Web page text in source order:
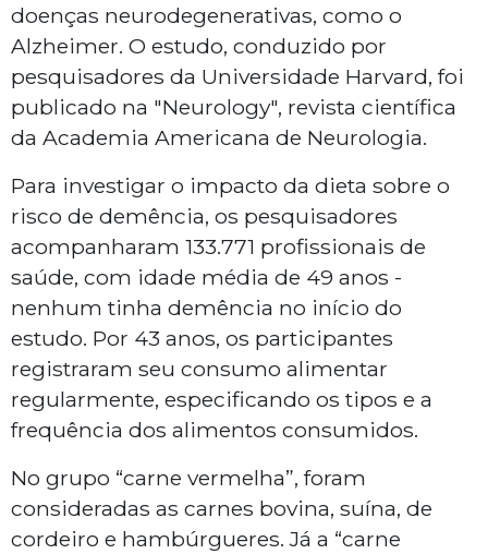
doenças neurodegenerativas, como o
Alzheimer. O estudo, conduzido por
pesquisadores da Universidade Harvard, foi
publicado na "Neurology", revista científica
da Academia Americana de Neurologia.
Para investigar o impacto da dieta sobre o
risco de demência, os pesquisadores
acompanharam 133.771 profissionais de
saúde, com idade média de 49 anos -
nenhum tinha demência no início do
estudo. Por 43 anos, os participantes
registraram seu consumo alimentar
regularmente, especificando os tipos e a
frequência dos alimentos consumidos.
No grupo “carne vermelha”, foram
consideradas as carnes bovina, suína, de
cordeiro e hambúrgueres. Já a “carne